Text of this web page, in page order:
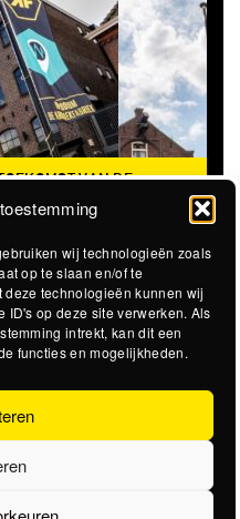
wij technologieën zoals
op te slaan en/of te
technologieën kunnen wij
ID's op deze site verwerken. Als
intrekt, kan dit een
functies en mogelijkheden.
VAN DE